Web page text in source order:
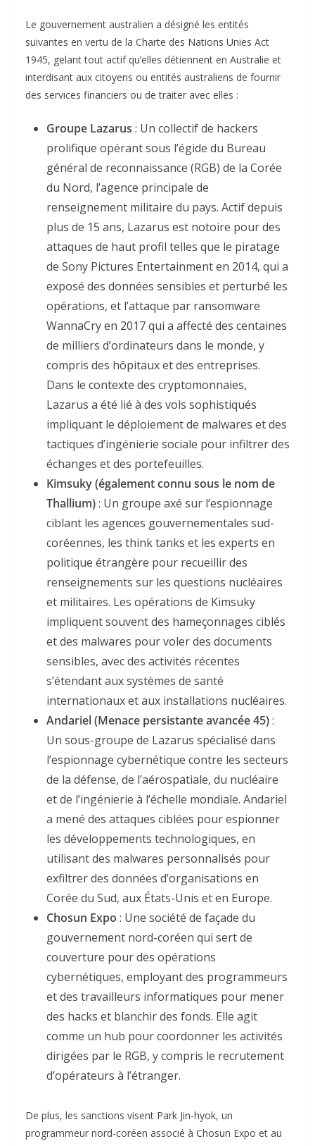
Le gouvernement australien a désigné les entités
suivantes en vertu de la Charte des Nations Unies Act
1945, gelant tout actif qu’elles détiennent en Australie et
interdisant aux citoyens ou entités australiens de fournir
des services financiers ou de traiter avec elles :
Groupe Lazarus : Un collectif de hackers
prolifique opérant sous l’égide du Bureau
général de reconnaissance (RGB) de la Corée
du Nord, l’agence principale de
renseignement militaire du pays. Actif depuis
plus de 15 ans, Lazarus est notoire pour des
attaques de haut profil telles que le piratage
de Sony Pictures Entertainment en 2014, qui a
exposé des données sensibles et perturbé les
opérations, et l’attaque par ransomware
WannaCry en 2017 qui a affecté des centaines
de milliers d’ordinateurs dans le monde, y
compris des hôpitaux et des entreprises.
Dans le contexte des cryptomonnaies,
Lazarus a été lié à des vols sophistiqués
impliquant le déploiement de malwares et des
tactiques d’ingénierie sociale pour infiltrer des
échanges et des portefeuilles.
Kimsuky (également connu sous le nom de
Thallium): Un groupe axé sur l’espionnage
ciblant les agences gouvernementales sud-
coréennes, les think tanks et les experts en
politique étrangère pour recueillir des
renseignements sur les questions nucléaires
et militaires. Les opérations de Kimsuky
impliquent souvent des hameçonnages ciblés
et des malwares pour voler des documents
sensibles, avec des activités récentes
s’étendant aux systèmes de santé
internationaux et aux installations nucléaires.
Andariel (Menace persistante avancée 45):
Un sous-groupe de Lazarus spécialisé dans
l’espionnage cybernétique contre les secteurs
de la défense, de l’aérospatiale, du nucléaire
et de l’ingénierie à l’échelle mondiale. Andariel
a mené des attaques ciblées pour espionner
les développements technologiques, en
utilisant des malwares personnalisés pour
exfiltrer des données d’organisations en
Corée du Sud, aux États-Unis et en Europe.
Chosun Expo : Une société de façade du
gouvernement nord-coréen qui sert de
couverture pour des opérations
cybernétiques, employant des programmeurs
et des travailleurs informatiques pour mener
des hacks et blanchir des fonds. Elle agit
comme un hub pour coordonner les activités
dirigées par le RGB, y compris le recrutement
d’opérateurs à l’étranger.
De plus, les sanctions visent Park Jin-hyok, un
programmeur nord-coréen associé à Chosun Expo et au